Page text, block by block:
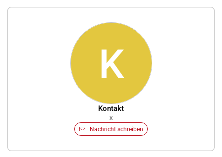
K
Kontakt
x
Nachricht schreiben